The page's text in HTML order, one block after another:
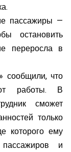
пассажиры —
остановить
переросла в
что
от работы. В
сможет
только
которого ему
и